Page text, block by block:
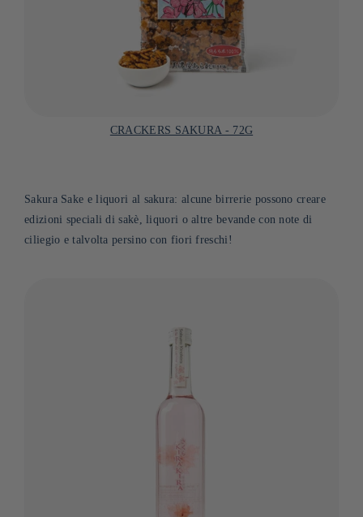
CRACKERS SAKURA - 72G
Sakura Sake e liquori al sakura: alcune birrerie possono creare
edizioni speciali di sakè, liquori o altre bevande con note di
ciliegio e talvolta persino con fiori freschi!